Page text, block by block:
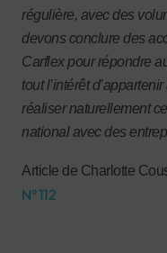
régulière, avec des
devons conclure des
Carflex pour répondre
tout l’intérêt
réaliser naturellement
national avec des
Article de Charlotte
N° 112